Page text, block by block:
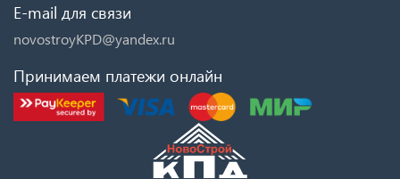
E-mail для связи
novostroyKPD@yandex.ru
Принимаем платежи онлайн